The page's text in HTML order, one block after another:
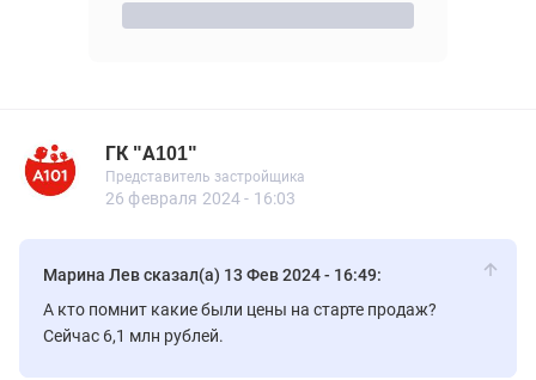
ГК "А101"
ГК "А101"
Представитель застройщика
Представитель застройщика
561 сообщений
26 февраля 2024 - 16:03
Марина Лев сказал(а) 13 Фев 2024 - 16:49:
А кто помнит какие были цены на старте продаж?
Сейчас 6,1 млн рублей.